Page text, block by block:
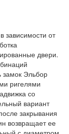
зависимости от
двери.
замок Эльбор
ригелями
со
вариант
закрывания
возвращает ее